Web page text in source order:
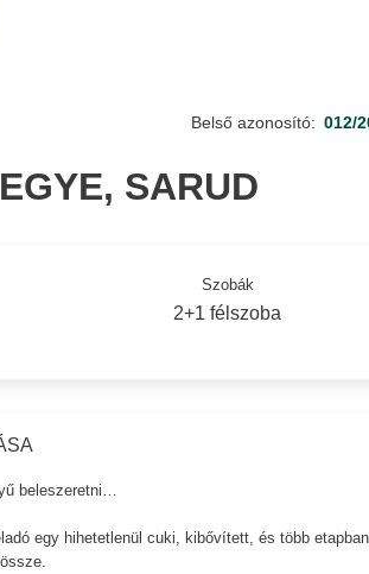
Belső azonosító: 012/
SARUD
Szobák
2+1 félszoba
beleszeretni…
egy hihetetlenül cuki, kibővített, és több